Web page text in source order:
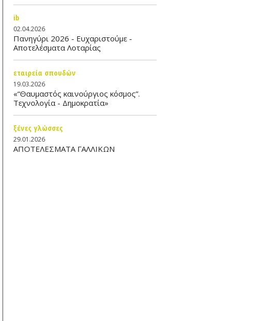
ib
02.04.2026
Πανηγύρι 2026 - Ευχαριστούμε -
Αποτελέσματα Λοταρίας
εταιρεία σπουδών
19.03.2026
«“Θαυμαστός καινούργιος κόσμος”.
Τεχνολογία - Δημοκρατία»
ξένες γλώσσες
29.01.2026
ΑΠΟΤΕΛΕΣΜΑΤΑ ΓΑΛΛΙΚΩΝ